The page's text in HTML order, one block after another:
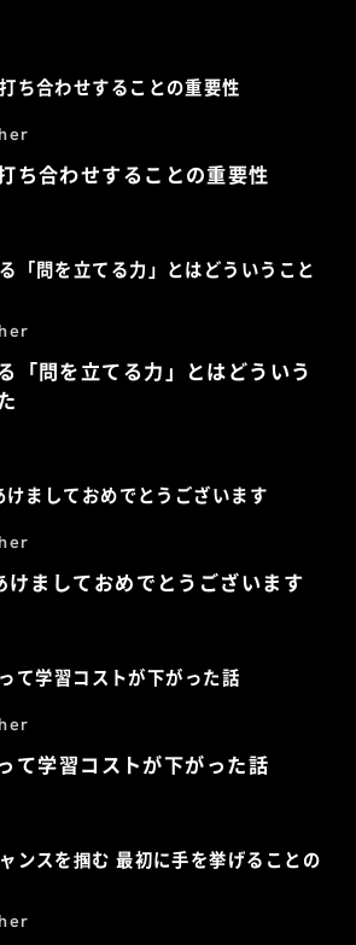
ち合わせすることの重要性
「問を立てる力」とはどういう
ましておめでとうございます
て学習コストが下がった話